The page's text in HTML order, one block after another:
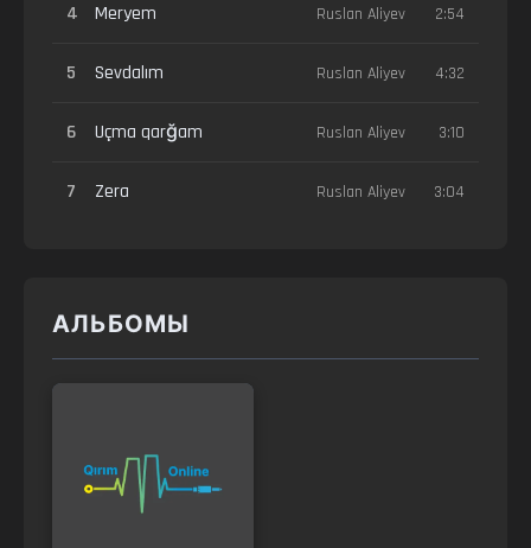
4 Meryem Ruslan Aliyev 2:54
5 Sevdalım Ruslan Aliyev 4:32
6 Uçma qarğam Ruslan Aliyev 3:10
7 Zera Ruslan Aliyev 3:04
АЛЬБОМЫ